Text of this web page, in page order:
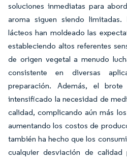
soluciones inmediatas para
aroma siguen siendo
lácteos han moldeado las
estableciendo altos referentes
de origen vegetal a menudo
consistente en diversas
preparación. Además, el
intensificado la necesidad de
calidad, complicando aún más
aumentando los costos de
también ha hecho que los
cualquier desviación de